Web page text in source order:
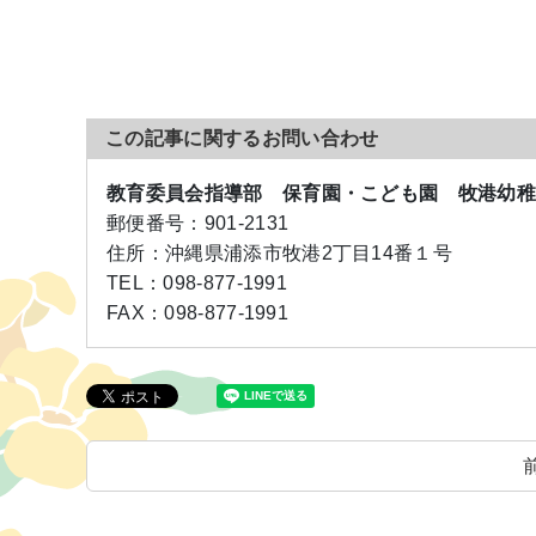
この記事に関するお問い合わせ
教育委員会指導部 保育園・こども園 牧港幼稚
郵便番号： 901-2131
住所： 沖縄県浦添市牧港2丁目14番１号
TEL：098-877-1991
FAX：098-877-1991